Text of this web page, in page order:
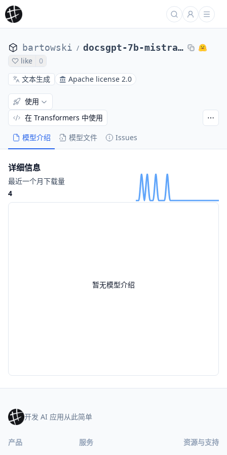
bartowski / docsgpt-7b-mistral-exl2
like
0
文本生成
Apache license 2.0
模型介绍 模型文件 Issues
使用
在 Transformers 中使用
暂无模型介绍
详细信息
最近一个月下载量
4
开发 AI 应用从此简单
产品 服务 资源与支持